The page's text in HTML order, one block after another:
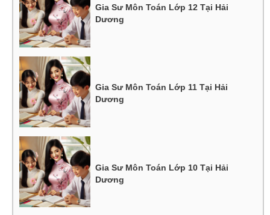
Gia Sư Môn Toán Lớp 12 Tại Hải
Dương
Gia Sư Môn Toán Lớp 11 Tại Hải
Dương
Gia Sư Môn Toán Lớp 10 Tại Hải
Dương